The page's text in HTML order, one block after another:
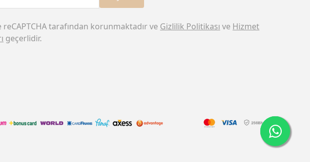
reCAPTCHA tarafından korunmaktadır ve Gizlilik Politikası ve Hizmet
geçerlidir.